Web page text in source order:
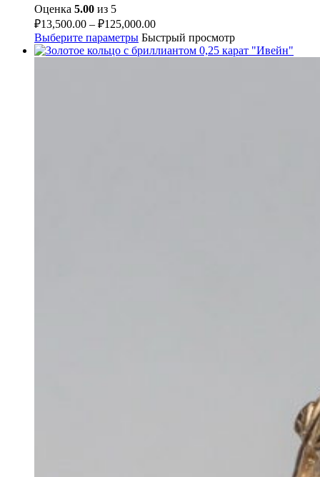
Оценка 5.00 из 5
₽13,500.00 – ₽125,000.00
Выберите параметры Быстрый просмотр